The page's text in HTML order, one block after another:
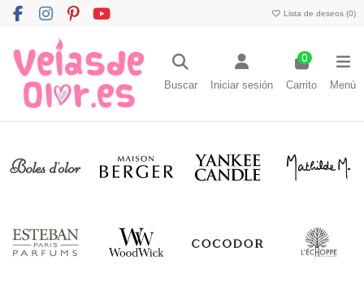
Lista de deseos (0)
Buscar Iniciar sesión
0
Carrito Menú